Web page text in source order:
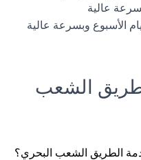
عالية
الأسبوع وبسرعة عالية
الشعب
الطريق الشعب البحري؟